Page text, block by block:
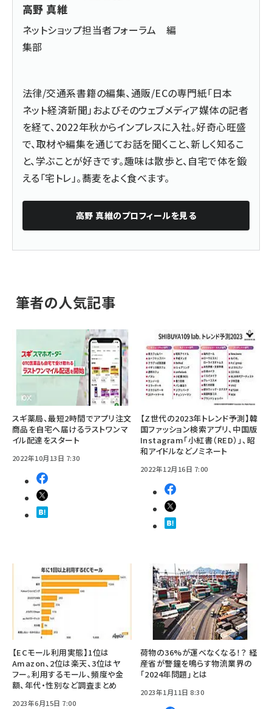
高野 真維
ネットショップ担当者フォーラム 編
集部
法律/交通系書籍の編集、通販/ECの専門紙「日本
ネット経済新聞」およびそのウェブメディア媒体の記者
を経て、2022年秋からインプレスに入社。好奇心旺盛
で、取材や編集を通じてお話を聞くこと、新しく知るこ
と、学ぶことが好きです。趣味は散歩と、自宅で体を鍛
える「宅トレ」。蕎麦をよく食べます。
高野 真維のプロフィールを見る
筆者の人気記事
スギ薬局、最短2時間でアプリ注文
商品を自宅へ届けるラストワンマ
イル配達をスタート
2022年10月13日 7:30
【Z世代の2023年トレンド予測】韓
国ファッション検索アプリ、中国版
Instagram「小紅書（RED）」、昭
和アイドルなどノミネート
2022年12月16日 7:00
【ECモール利用実態】1位は
Amazon、2位は楽天、3位はヤ
フー。利用するモール、頻度や金
額、年代・性別など調査まとめ
2023年6月15日 7:00
荷物の36%が運べなくなる！？ 経
産省が警鐘を鳴らす物流業界の
「2024年問題」とは
2023年1月11日 8:30